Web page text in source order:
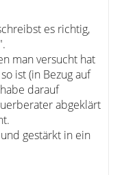
es richtig,
man versucht hat
ist (in Bezug auf
darauf
abgeklärt
gestärkt in ein